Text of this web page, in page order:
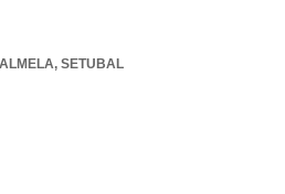
, SETUBAL